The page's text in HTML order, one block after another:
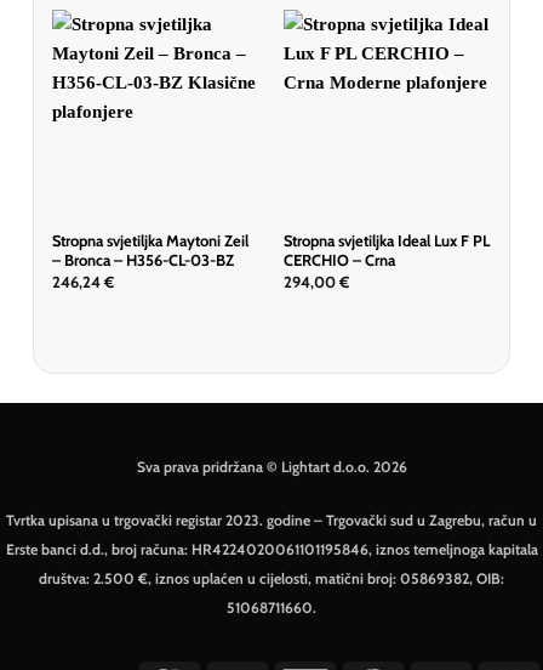
Stropna svjetiljka Maytoni Zeil
– Bronca – H356-CL-03-BZ
246,24 €
Stropna svjetiljka Ideal Lux F PL
CERCHIO – Crna
294,00 €
Sva prava pridržana © Lightart d.o.o. 2026
Tvrtka upisana u trgovački registar 2023. godine – Trgovački sud u Zagrebu, račun u
Erste banci d.d., broj računa: HR4224020061101195846, iznos temeljnoga kapitala
društva: 2.500 €, iznos uplaćen u cijelosti, matični broj: 05869382, OIB:
51068711660.